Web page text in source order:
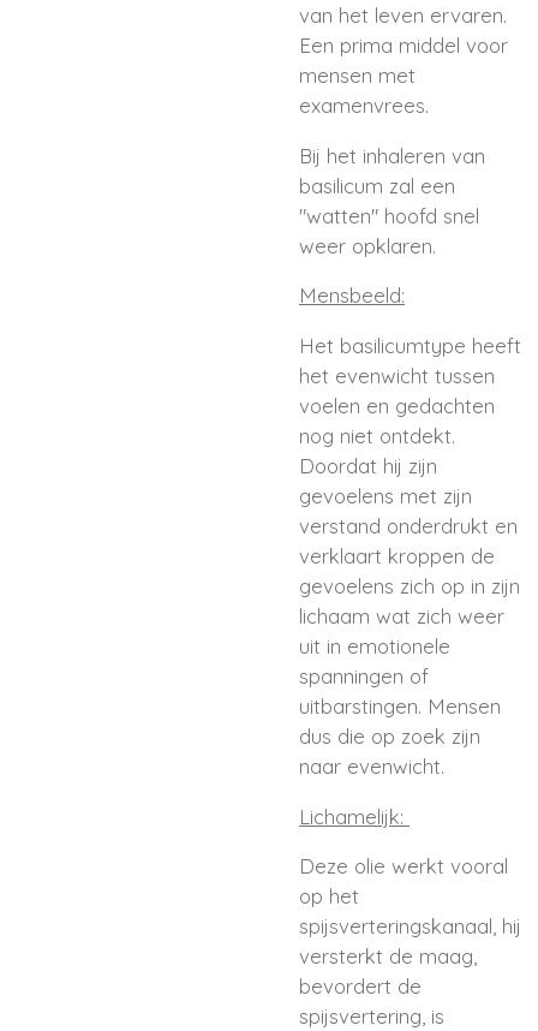
van het leven ervaren.
Een prima middel voor
mensen met
examenvrees.
Bij het inhaleren van
basilicum zal een
"watten" hoofd snel
weer opklaren.
Mensbeeld:
Het basilicumtype heeft
het evenwicht tussen
voelen en gedachten
nog niet ontdekt.
Doordat hij zijn
gevoelens met zijn
verstand onderdrukt en
verklaart kroppen de
gevoelens zich op in zijn
lichaam wat zich weer
uit in emotionele
spanningen of
uitbarstingen. Mensen
dus die op zoek zijn
naar evenwicht.
Lichamelijk:
Deze olie werkt vooral
op het
spijsverteringskanaal, hij
versterkt de maag,
bevordert de
spijsvertering, is